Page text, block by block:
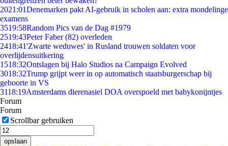
2021:01Denemarken pakt AI-gebruik in scholen aan: extra mondelinge
examens
3519:58Random Pics van de Dag #1979
2519:43Peter Faber (82) overleden
2418:41'Zwarte weduwes' in Rusland trouwen soldaten voor
overlijdensuitkering
1518:32Ontslagen bij Halo Studios na Campaign Evolved
3018:32Trump grijpt weer in op automatisch staatsburgerschap bij
geboorte in VS
3118:19Amsterdams dierenasiel DOA overspoeld met babykonijntjes
Forum
Forum
Scrollbar gebruiken
opslaan